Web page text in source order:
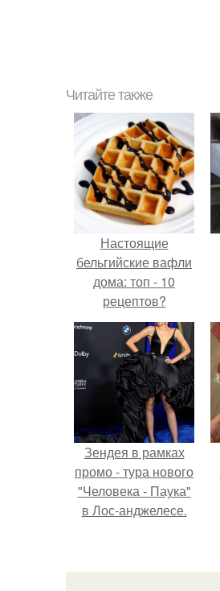
Читайте также
Настоящие
бельгийские вафли
дома: топ - 10
рецептов?
Зендея в рамках
промо - тура нового
"Человека - Паука"
в Лос-анджелесе.